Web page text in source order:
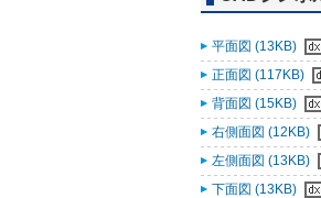
平面図 (13KB)
正面図 (117KB)
背面図 (15KB)
右側面図 (12KB)
左側面図 (13KB)
下面図 (13KB)